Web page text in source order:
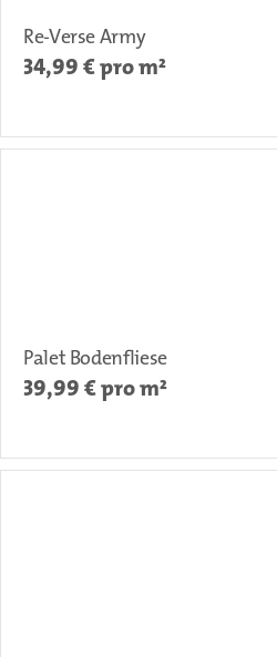
Re-Verse Army
34,99 € pro m²
Palet Bodenfliese
39,99 € pro m²